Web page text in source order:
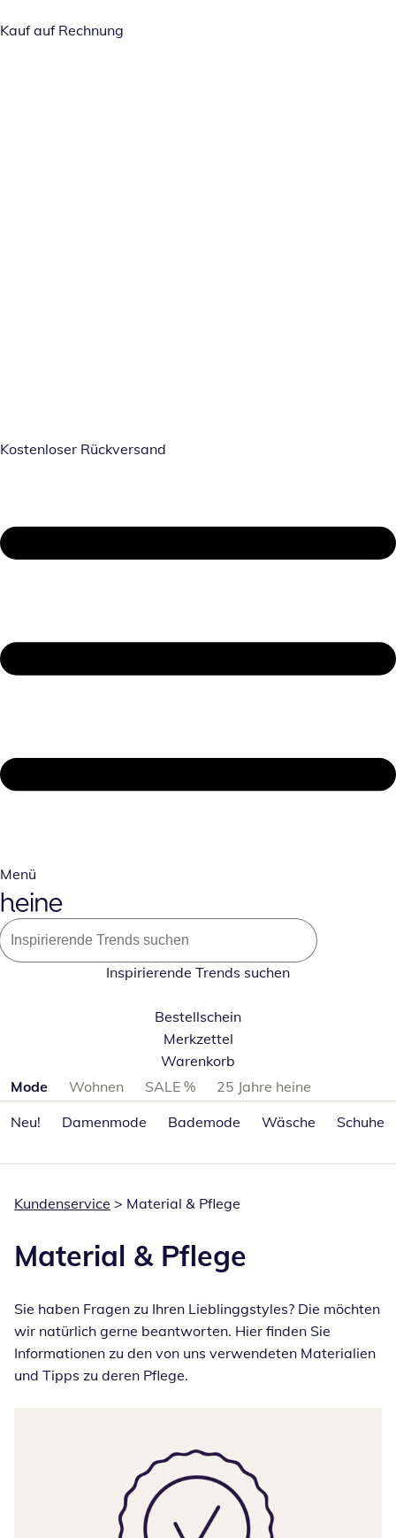
Kauf auf Rechnung
Kostenloser Rückversand
Menü
Inspirierende Trends suchen
Bestellschein
Merkzettel
Warenkorb
Produktkategorien überspringen
Mode Wohnen SALE %
25 Jahre heine
Neu!
Damenmode Bademode Wäsche Schuhe
Kundenservice > Material & Pflege
Material & Pflege
Sie haben Fragen zu Ihren Lieblinggstyles? Die möchten
wir natürlich gerne beantworten. Hier finden Sie
Informationen zu den von uns verwendeten Materialien
und Tipps zu deren Pflege.